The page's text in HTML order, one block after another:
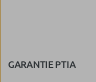
GARANTIE PTIA